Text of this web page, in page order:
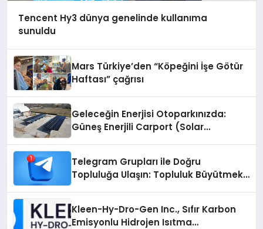
Tencent Hy3 dünya genelinde kullanıma
sunuldu
Mars Türkiye’den “Köpeğini İşe Götür
Haftası” çağrısı
Geleceğin Enerjisi Otoparkınızda:
Güneş Enerjili Carport (Solar
Telegram Grupları ile Doğru
Topluluğa Ulaşın: Topluluk Büyütmek
Kleen-Hy-Dro-Gen Inc., Sıfır Karbon
Emisyonlu Hidrojen Isıtma